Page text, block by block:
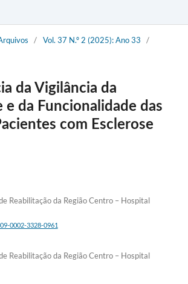
/ Vol. 37 N.º 2 (2025): Ano 33
/
da Vigilância da
e da Funcionalidade das
com Esclerose
Reabilitação da Região Centro – Hospital
0002-3328-0961
Reabilitação da Região Centro – Hospital